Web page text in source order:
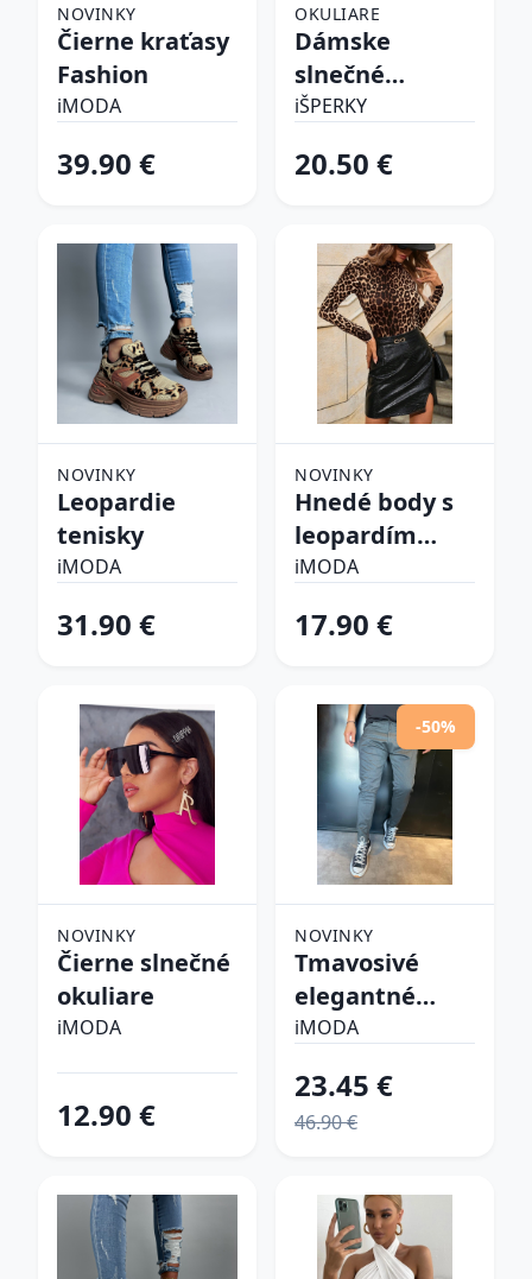
NOVINKY
Čierne kraťasy
Fashion
iMODA
39.90 €
OKULIARE
Dámske
slnečné
okuliare
iŠPERKY
20.50 €
NOVINKY
Leopardie
tenisky
iMODA
31.90 €
NOVINKY
Hnedé body s
leopardím
vzorom
iMODA
17.90 €
NOVINKY
Čierne slnečné
okuliare
iMODA
12.90 €
-50%
NOVINKY
Tmavosivé
elegantné
nohavice
iMODA
23.45 €
46.90 €